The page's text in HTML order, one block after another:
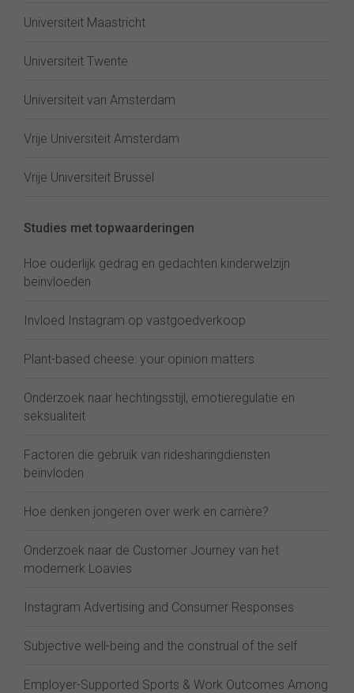
Universiteit Maastricht
Universiteit Twente
Universiteit van Amsterdam
Vrije Universiteit Amsterdam
Vrije Universiteit Brussel
Studies met topwaarderingen
Hoe ouderlijk gedrag en gedachten kinderwelzijn
beïnvloeden
Invloed Instagram op vastgoedverkoop
Plant-based cheese: your opinion matters
Onderzoek naar hechtingsstijl, emotieregulatie en
seksualiteit
Factoren die gebruik van ridesharingdiensten
beïnvloden
Hoe denken jongeren over werk en carrière?
Onderzoek naar de Customer Journey van het
modemerk Loavies
Instagram Advertising and Consumer Responses
Subjective well-being and the construal of the self
Employer-Supported Sports & Work Outcomes Among